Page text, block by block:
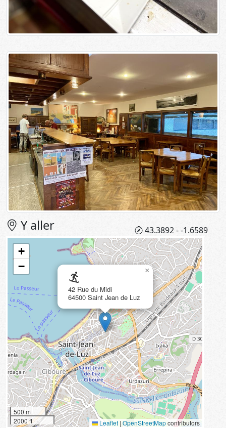
Y aller 43.3892 - -1.6589
snowboarding
42 Rue du Midi
64500 Saint Jean de Luz
×
+
−
500 m
2000 ft
Leaflet | OpenStreetMapcontributors